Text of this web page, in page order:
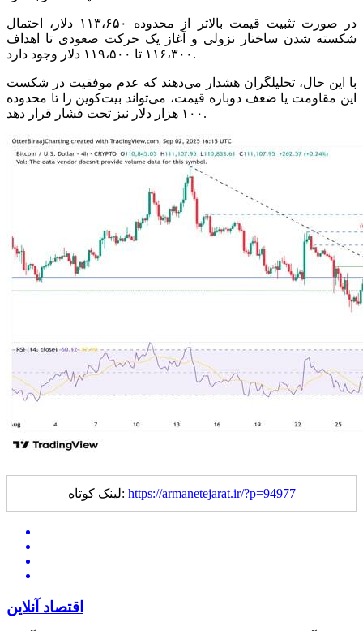
در صورت تثبیت قیمت بالاتر از محدوده ۱۱۳،۶۵۰ دلار، احتمال
شکسته شدن ساختار نزولی و آغاز یک حرکت صعودی تا اهداف
۱۱۶،۳۰۰ تا ۱۱۹،۵۰۰ دلار وجود دارد.
با این حال، تحلیلگران هشدار می‌دهند که عدم موفقیت در شکست
این مقاومت یا ضعف دوباره قیمت، می‌تواند بیت‌کوین را تا محدوده
۱۰۰ هزار دلار نیز تحت فشار قرار دهد.
لینک کوتاه: https://armanetejarat.ir/?p=94977
اقتصاد آنلاین